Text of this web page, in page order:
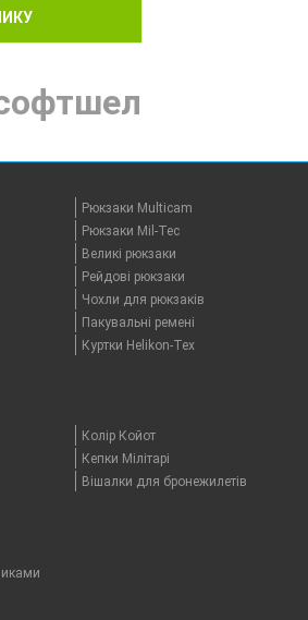
Рюкзаки Multicam
Рюкзаки Mil-Tec
Великі рюкзаки
Рейдові рюкзаки
Чохли для рюкзаків
Пакувальні ремені
Куртки Helikon-Tex
Колір Койот
Кепки Мілітарі
Вішалки для бронежилетів